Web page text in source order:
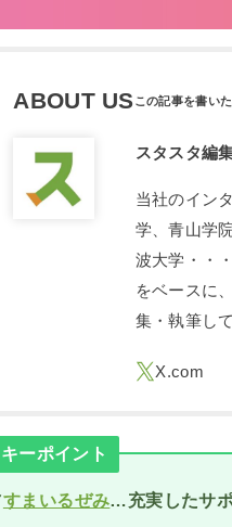
ABOUT US
スタスタ編
当社のイン
学、青山学
波大学・・
をベースに
集・執筆し
キーポイント
すまいるぜみ…充実したサ